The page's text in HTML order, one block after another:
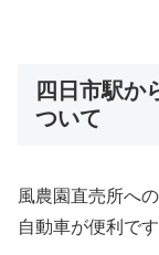
四日市駅か
ついて
風農園直売所へ
自動車が便利です